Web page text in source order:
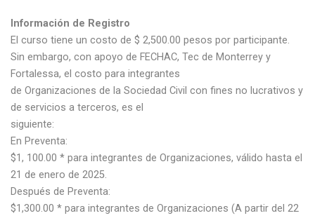
Información de Registro
El curso tiene un costo de $ 2,500.00 pesos por participante.
Sin embargo, con apoyo de FECHAC, Tec de Monterrey y
Fortalessa, el costo para integrantes
de Organizaciones de la Sociedad Civil con fines no lucrativos y
de servicios a terceros, es el
siguiente:
En Preventa:
$1, 100.00 * para integrantes de Organizaciones, válido hasta el
21 de enero de 2025.
Después de Preventa:
$1,300.00 * para integrantes de Organizaciones (A partir del 22